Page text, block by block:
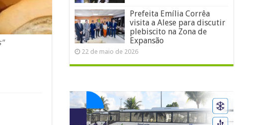
Prefeita Emília Corrêa
visita a Alese para discutir
plebiscito na Zona de
Expansão
22 de maio de 2026